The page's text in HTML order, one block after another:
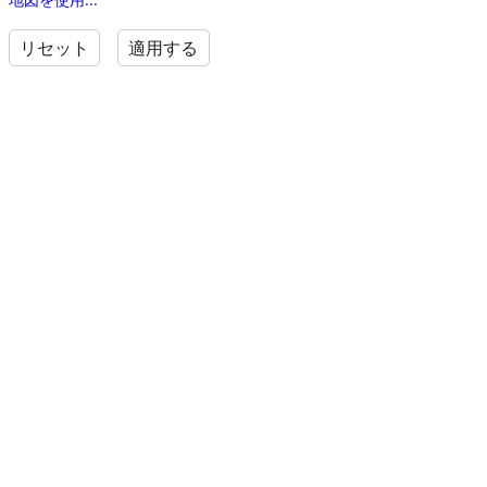
リセット 適用する